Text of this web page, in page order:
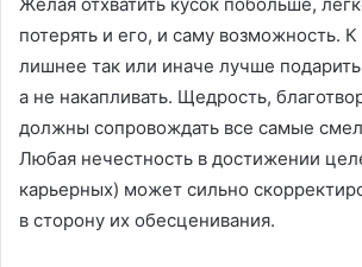
потерять и его, и саму возможность.
лишнее так или иначе лучше
а не накапливать. Щедрость,
должны сопровождать все самые
Любая нечестность в достижении
карьерных) может сильно
в сторону их обесценивания.